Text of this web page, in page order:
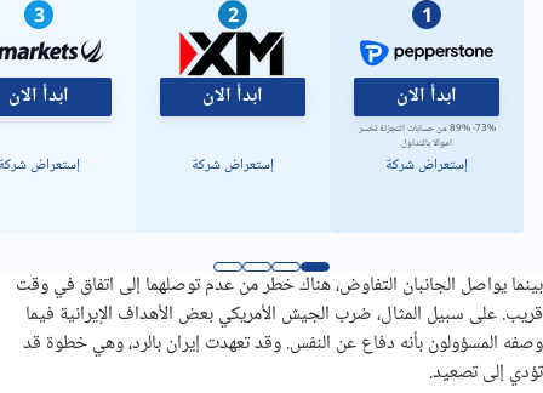
1
ابدأ الان
73%- 89% من حسابات التجزئة تخسر
اموالا بالتداول
إستعراض شركة
2
ابدأ الان
إستعراض شركة
3
ابدأ الان
إستعراض
بينما يواصل الجانبان التفاوض، هناك خطر من عدم توصلهما إلى اتفاق في وقت
قريب. على سبيل المثال، ضرب الجيش الأمريكي بعض الأهداف الإيرانية فيما
وصفه المسؤولون بأنه دفاع عن النفس. وقد تعهدت إيران بالرد، وهي خطوة قد
تؤدي إلى تصعيد.